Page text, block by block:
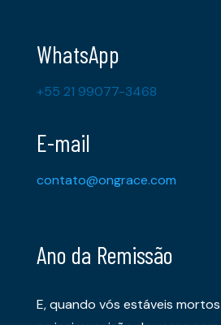
WhatsApp
+55 21 99077-3468
E-mail
contato@ongrace.com
Ano da Remissão
E, quando vós estáveis